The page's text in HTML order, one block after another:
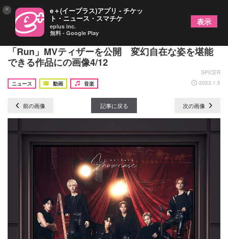
OCTPATH、1stアルバム『Showcase』リード曲
「Run」MVティザーを公開 変幻自在な姿を堪能
できる作品にの画像4/12
SPICER
ニュース
動画 音楽 2023.1.5
前の画像 記事に戻る 次の画像
× e＋(イープラス)アプリ - チケッ
ト・ニュース・スマチケ
eplus inc.
無料 - Google Play
表示